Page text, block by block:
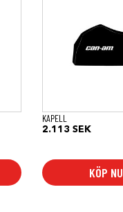
KAPELL
2.113SEK
KÖP NU